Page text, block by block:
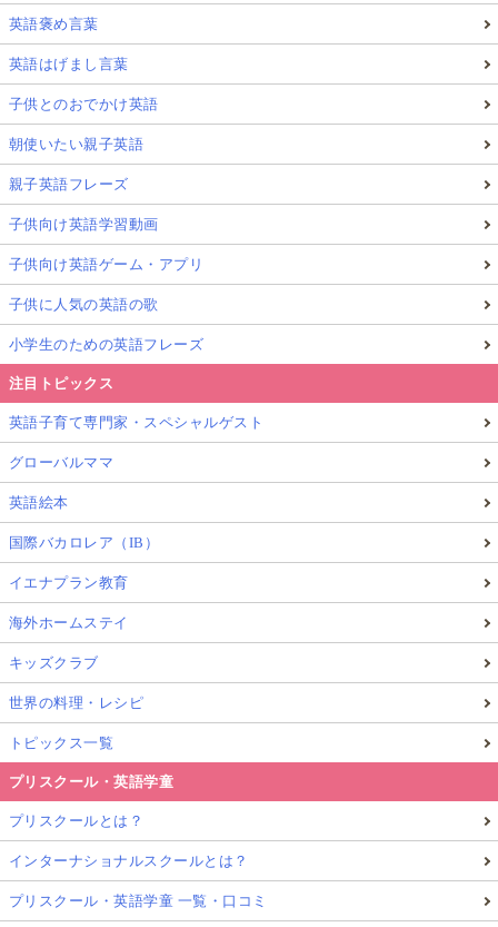
英語褒め言葉
英語はげまし言葉
子供とのおでかけ英語
朝使いたい親子英語
親子英語フレーズ
子供向け英語学習動画
子供向け英語ゲーム・アプリ
子供に人気の英語の歌
小学生のための英語フレーズ
注目トピックス
英語子育て専門家・スペシャルゲスト
グローバルママ
英語絵本
国際バカロレア（IB）
イエナプラン教育
海外ホームステイ
キッズクラブ
世界の料理・レシピ
トピックス一覧
プリスクール・英語学童
プリスクールとは？
インターナショナルスクールとは？
プリスクール・英語学童 一覧・口コミ